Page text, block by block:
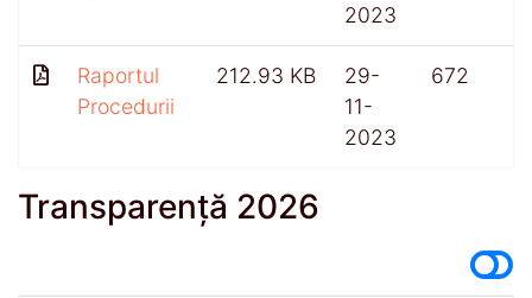
2023
Raportul
Procedurii
212.93 KB
29-
11-
2023
672
Transparență 2026